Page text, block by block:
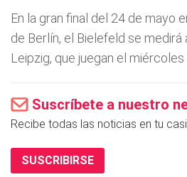
En la gran final del 24 de mayo
de Berlín, el Bielefeld se medirá
Leipzig, que juegan el miércoles
Suscríbete a nuestro
Recibe todas las noticias en tu
SUSCRIBIRSE